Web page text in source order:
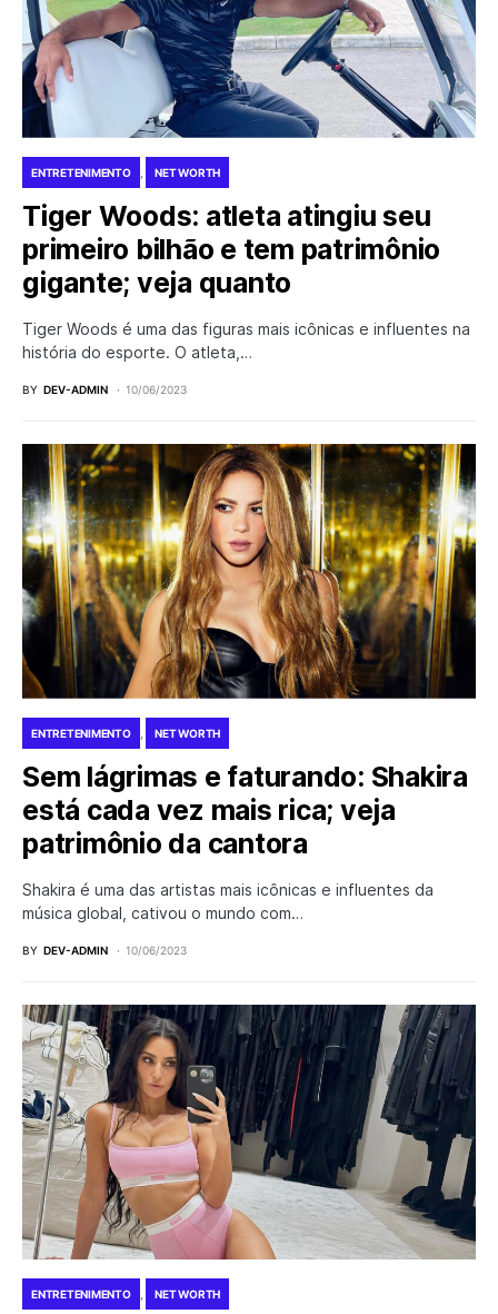
ENTRETENIMENTO NET WORTH
Tiger Woods: atleta atingiu seu
primeiro bilhão e tem patrimônio
gigante; veja quanto
Tiger Woods é uma das figuras mais icônicas e influentes na
história do esporte. O atleta,…
BY DEV-ADMIN 10/06/2023
ENTRETENIMENTO NET WORTH
Sem lágrimas e faturando: Shakira
está cada vez mais rica; veja
patrimônio da cantora
Shakira é uma das artistas mais icônicas e influentes da
música global, cativou o mundo com…
BY DEV-ADMIN 10/06/2023
ENTRETENIMENTO NET WORTH